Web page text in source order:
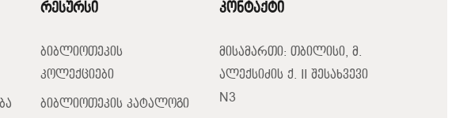
რესურსი
ბიბლიოთეკის
კოლექციები
ბიბლიოთეკის კატალოგი
კონტაქტი
მისამართი: თბილისი, მ.
ალექსიძის ქ. II შესახვევი
N3